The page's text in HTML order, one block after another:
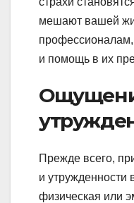
мешают вашей
и помощь в их
Прежде всего,
и утружденности
физическая или